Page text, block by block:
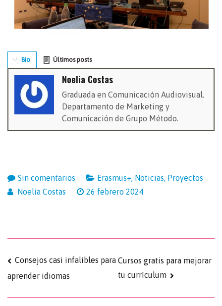
Bio Últimos posts
Noelia Costas
Graduada en Comunicación Audiovisual.
Departamento de Marketing y
Comunicación de Grupo Método.
Sin comentarios Erasmus+ Noticias Proyectos
Noelia Costas
26 febrero 2024
Consejos casi infalibles para
aprender idiomas
Cursos gratis para mejorar
tu currículum